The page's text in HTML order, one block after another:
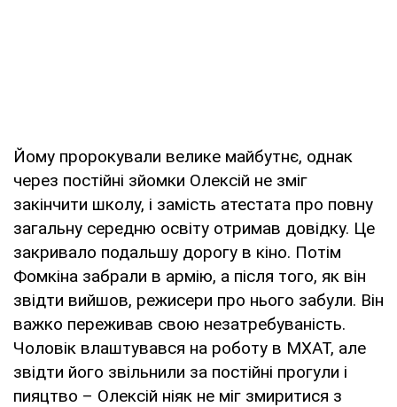
Йому пророкували велике майбутнє, однак
через постійні зйомки Олексій не зміг
закінчити школу, і замість атестата про повну
загальну середню освіту отримав довідку. Це
закривало подальшу дорогу в кіно. Потім
Фомкіна забрали в армію, а після того, як він
звідти вийшов, режисери про нього забули. Він
важко переживав свою незатребуваність.
Чоловік влаштувався на роботу в МХАТ, але
звідти його звільнили за постійні прогули і
пияцтво – Олексій ніяк не міг змиритися з